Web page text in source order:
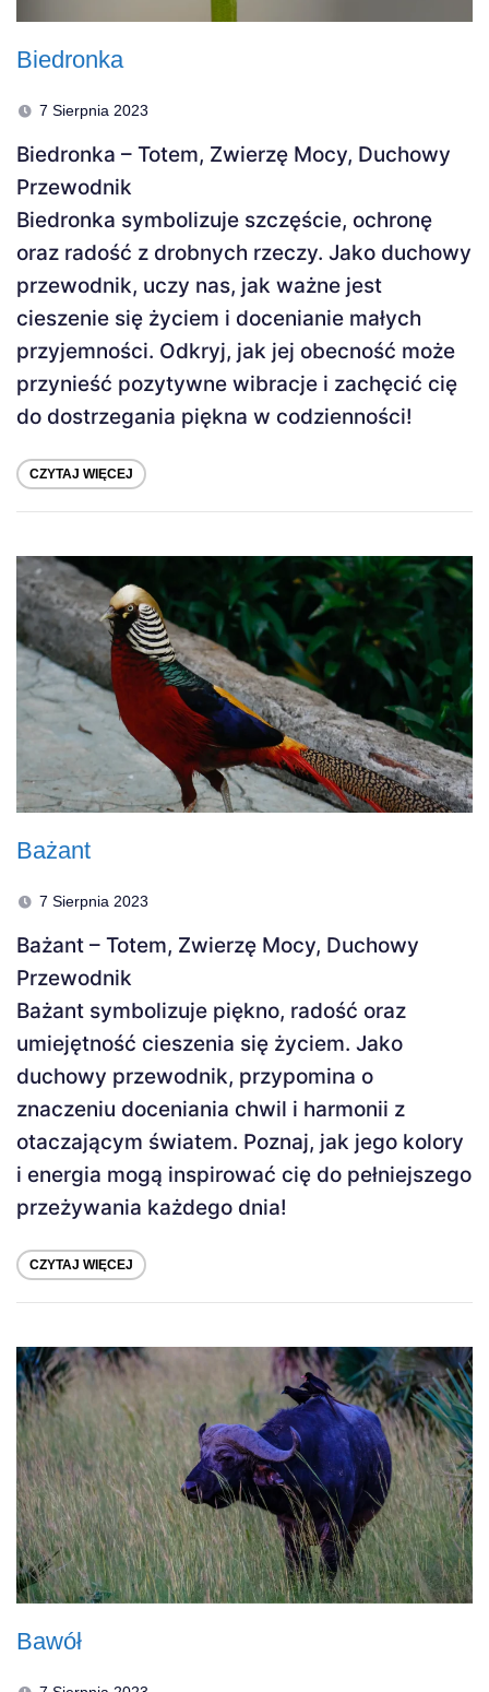
Biedronka
7 Sierpnia 2023
Biedronka – Totem, Zwierzę Mocy, Duchowy
Przewodnik
Biedronka symbolizuje szczęście, ochronę
oraz radość z drobnych rzeczy. Jako duchowy
przewodnik, uczy nas, jak ważne jest
cieszenie się życiem i docenianie małych
przyjemności. Odkryj, jak jej obecność może
przynieść pozytywne wibracje i zachęcić cię
do dostrzegania piękna w codzienności!
CZYTAJ WIĘCEJ
Bażant
7 Sierpnia 2023
Bażant – Totem, Zwierzę Mocy, Duchowy
Przewodnik
Bażant symbolizuje piękno, radość oraz
umiejętność cieszenia się życiem. Jako
duchowy przewodnik, przypomina o
znaczeniu doceniania chwil i harmonii z
otaczającym światem. Poznaj, jak jego kolory
i energia mogą inspirować cię do pełniejszego
przeżywania każdego dnia!
CZYTAJ WIĘCEJ
Bawół